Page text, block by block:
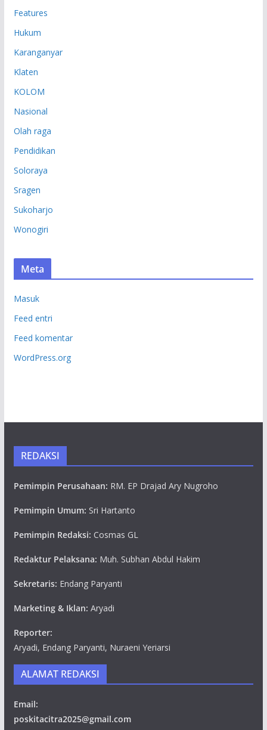
Features
Hukum
Karanganyar
Klaten
KOLOM
Nasional
Olah raga
Pendidikan
Soloraya
Sragen
Sukoharjo
Wonogiri
Meta
Masuk
Feed entri
Feed komentar
WordPress.org
REDAKSI
Pemimpin Perusahaan: RM. EP Drajad Ary Nugroho
Pemimpin Umum: Sri Hartanto
Pemimpin Redaksi: Cosmas GL
Redaktur Pelaksana: Muh. Subhan Abdul Hakim
Sekretaris: Endang Paryanti
Marketing & Iklan: Aryadi
Reporter:
Aryadi, Endang Paryanti, Nuraeni Yeriarsi
ALAMAT REDAKSI
Email:
poskitacitra2025@gmail.com